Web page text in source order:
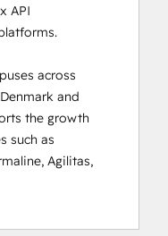
Strategies
API
across
and
the growth
such as
Agilitas,